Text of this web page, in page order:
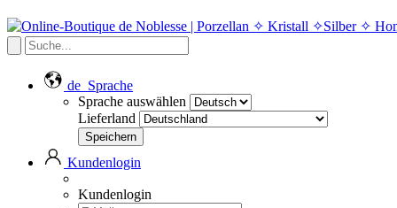
de Sprache
Sprache auswählen
Lieferland
Kundenlogin
Kundenlogin